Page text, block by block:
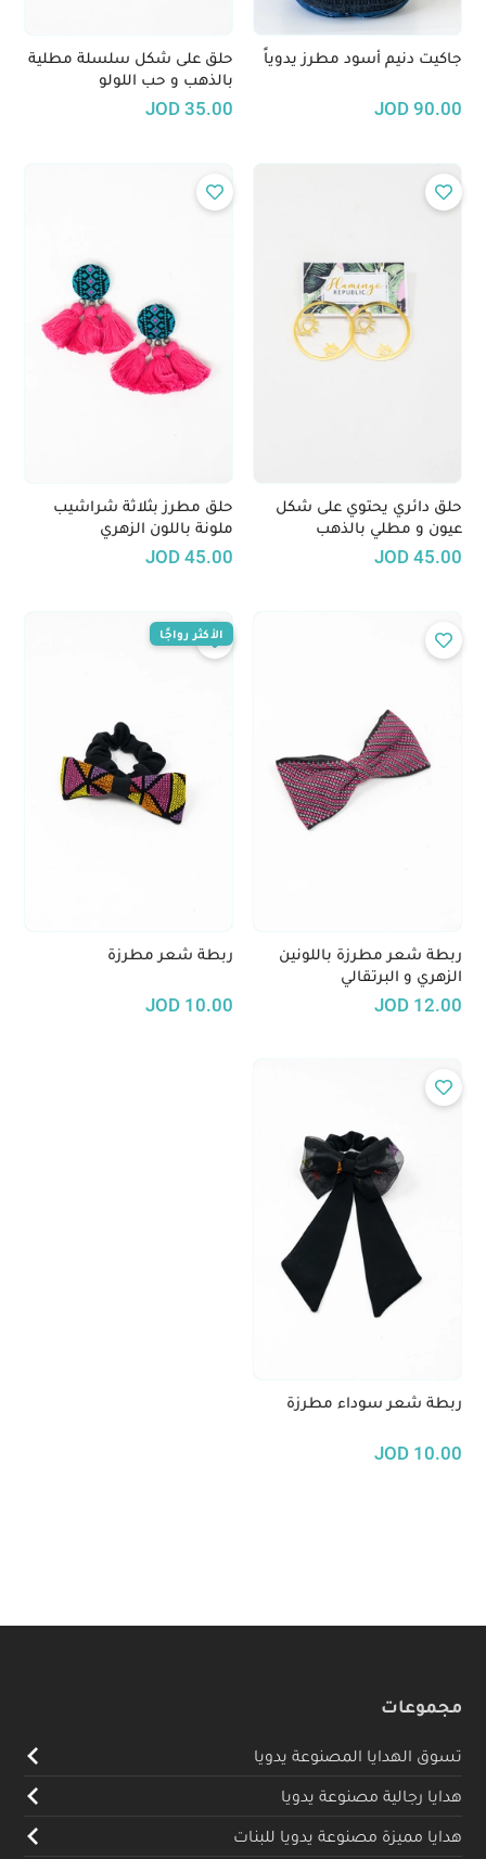
جاكيت دنيم أسود مطرز يدوياً
90.00
JOD
حلق على شكل سلسلة مطلية
بالذهب و حب اللولو
35.00
JOD
حلق دائري يحتوي على شكل
عيون و مطلي بالذهب
45.00
JOD
حلق مطرز بثلاثة شراشيب
ملونة باللون الزهري
45.00
JOD
ربطة شعر مطرزة باللونين
الزهري و البرتقالي
12.00
JOD
ربطة شعر مطرزة
10.00
JOD
الأكثر رواجًا
ربطة شعر سوداء مطرزة
10.00
JOD
مجموعات
تسوق الهدايا المصنوعة يدويا
هدايا رجالية مصنوعة يدويا
هدايا مميزة مصنوعة يدويا للبنات